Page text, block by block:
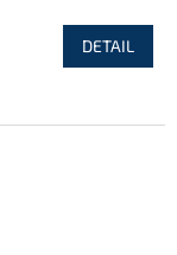
R
A
DETAIL